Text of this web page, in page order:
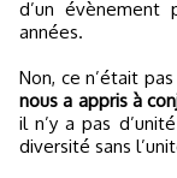
d’un
années.
Non, ce n’était
nous a appris à
il n’y a pas
diversité sans